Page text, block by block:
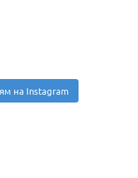
на Instagram